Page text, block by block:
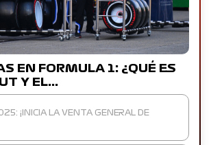
EN FORMULA 1: ¿QUÉ ES
Y EL…
¡INICIA LA VENTA GENERAL DE